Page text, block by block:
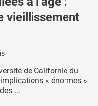
vieillissement
de Californie du
« énormes »
...